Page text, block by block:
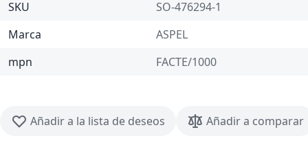
SKU
SO-476294-1
Marca
ASPEL
mpn
FACTE/1000
Añadir a la lista de deseos Añadir a comparar